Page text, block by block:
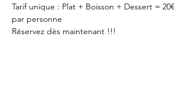
Tarif unique : Plat + Boisson + Dessert = 20€
par personne
Réservez dès maintenant !!!